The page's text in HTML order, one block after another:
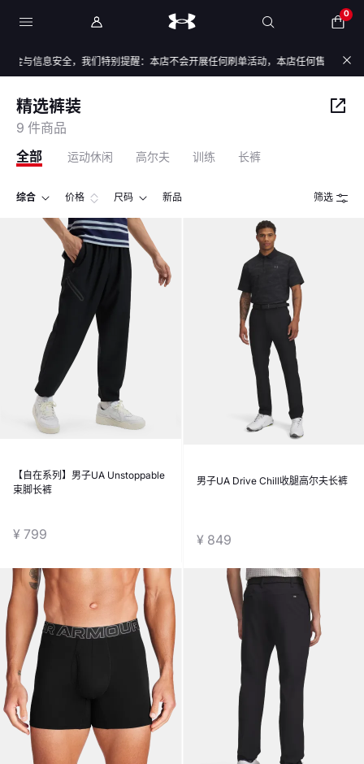
0
金与信息安全，我们特别提醒：本店不会开展任何刷单活动，本店任何售后/退款
精选裤装
9 件商品
全部
运动休闲 高尔夫 训练 长裤
综合 价格 尺码 新品 筛选
【自在系列】男子UA Unstoppable
束脚长裤
¥ 799
男子UA Drive Chill收腿高尔夫长裤
¥ 849